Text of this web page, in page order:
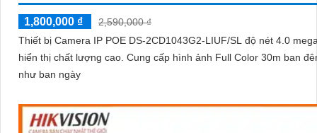
1,800,000 ₫
2,590,000 ₫
Thiết bị Camera IP POE DS-2CD1043G2-LIUF/SL độ nét 4.0
hiển thị chất lượng cao. Cung cấp hình ảnh Full Color 30m ban đêm giống
như ban ngày